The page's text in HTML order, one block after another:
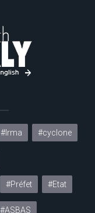
#Irma #cyclone
#Préfet #Etat
#ASBAS